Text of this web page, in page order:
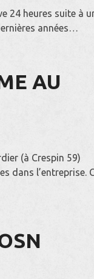
24 heures suite à
années…
AU
(à Crespin 59)
dans l’entreprise.